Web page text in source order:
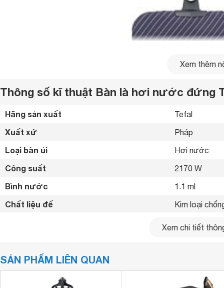
Xem thêm
Thông số kĩ thuật Bàn là hơi nước đứng
Hãng sản xuất Tefal
Xuất xứ Pháp
Loại bàn ủi Hơi nước
Công suất 2170 W
Bình nước 1.1 ml
Chất liệu đế Kim loại
Ủi hơi nước
Điều chỉnh
Vừa ủi nằm
Xem chi tiết
SẢN PHẨM LIÊN QUAN